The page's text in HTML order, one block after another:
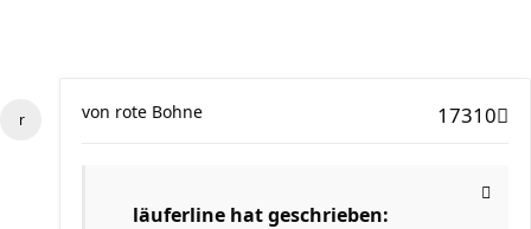
17310
von rote Bohne
läuferline hat geschrieben: